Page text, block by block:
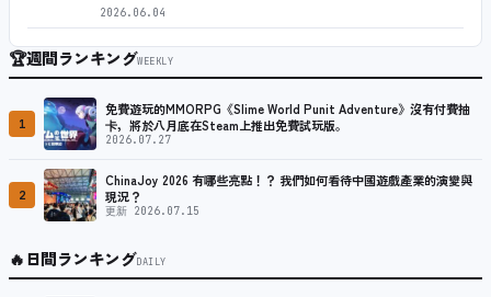
2026.06.04
🏆週間ランキングWEEKLY
1
免費遊玩的MMORPG《Slime World Punit Adventure》沒有付費抽
卡，將於八月底在Steam上推出免費試玩版。
2026.07.27
2
ChinaJoy 2026 有哪些亮點！？ 我們如何看待中國遊戲產業的演變與
現況？
更新 2026.07.15
🔥日間ランキングDAILY